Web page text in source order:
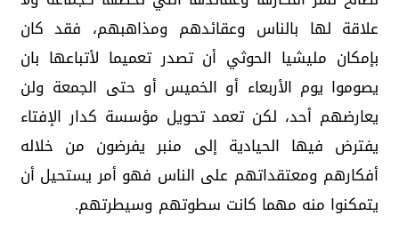
علاقة لها بالناس وعقائدهم ومذاهبهم، فقد كان
بإمكان مليشيا الحوثي أن تصدر تعميما لأتباعها بان
يصوموا يوم الأربعاء أو الخميس أو حتى الجمعة ولن
يعارضهم أحد، لكن تعمد تحويل مؤسسة كدار الإفتاء
يفترض فيها الحيادية إلى منبر يفرضون من خلاله
أفكارهم ومعتقداتهم على الناس فهو أمر يستحيل أن
يتمكنوا منه مهما كانت سطوتهم وسيطرتهم.